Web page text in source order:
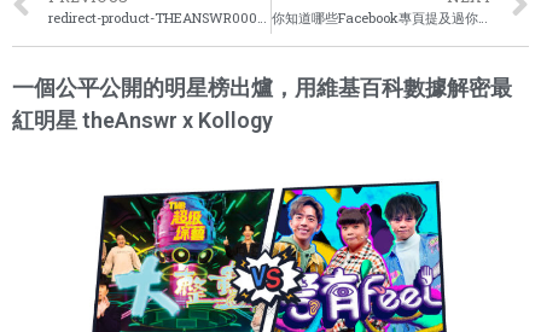
redirect-product-THEANSWR00018-08 你知道哪些Facebook專頁提及過你嗎？你想知道Facebook上談論你的內容是什麼？是好評還是差評呢？
一個公平公開的明星榜出爐，用維基百科數據解密最
紅明星 theAnswr x Kollogy